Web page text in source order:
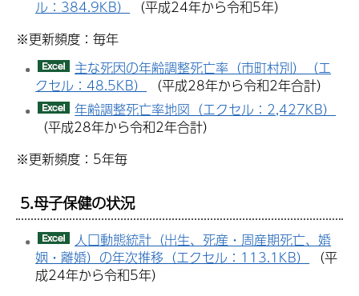
ル：384.9KB）
（平成24年から令和5年）
※更新頻度：毎年
主な死因の年齢調整死亡率（市町村別）（エ
クセル：48.5KB）
（平成28年から令和2年合計）
年齢調整死亡率地図（エクセル：2,427KB）
（平成28年から令和2年合計）
※更新頻度：5年毎
5.母子保健の状況
人口動態統計（出生、死産・周産期死亡、婚
姻・離婚）の年次推移（エクセル：113.1KB）
（平
成24年から令和5年）